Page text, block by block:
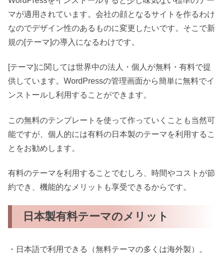
マが適用されています。会社の顔となるサイトを作るわけ
なのでデザイン性のあるものに変更したいです。そこで新
規の[テーマ]の導入になるわけです。
[テーマ]に関しては世界中の法人・個人が無料・有料で提
供しています。WordPressの管理画面から簡単に無料でイ
ンストールし利用することができます。
この無料のテンプレートを使って作っていくことも当然可
能ですが、個人的には有料の日本製のテーマを利用するこ
とをお勧めします。
有料のテーマを利用することでむしろ、時間やコストが節
約でき、機能的なメリットも享受できるからです。
日本製有料テーマのメリット
・日本語で利用できる（無料テーマの多くは海外製）。